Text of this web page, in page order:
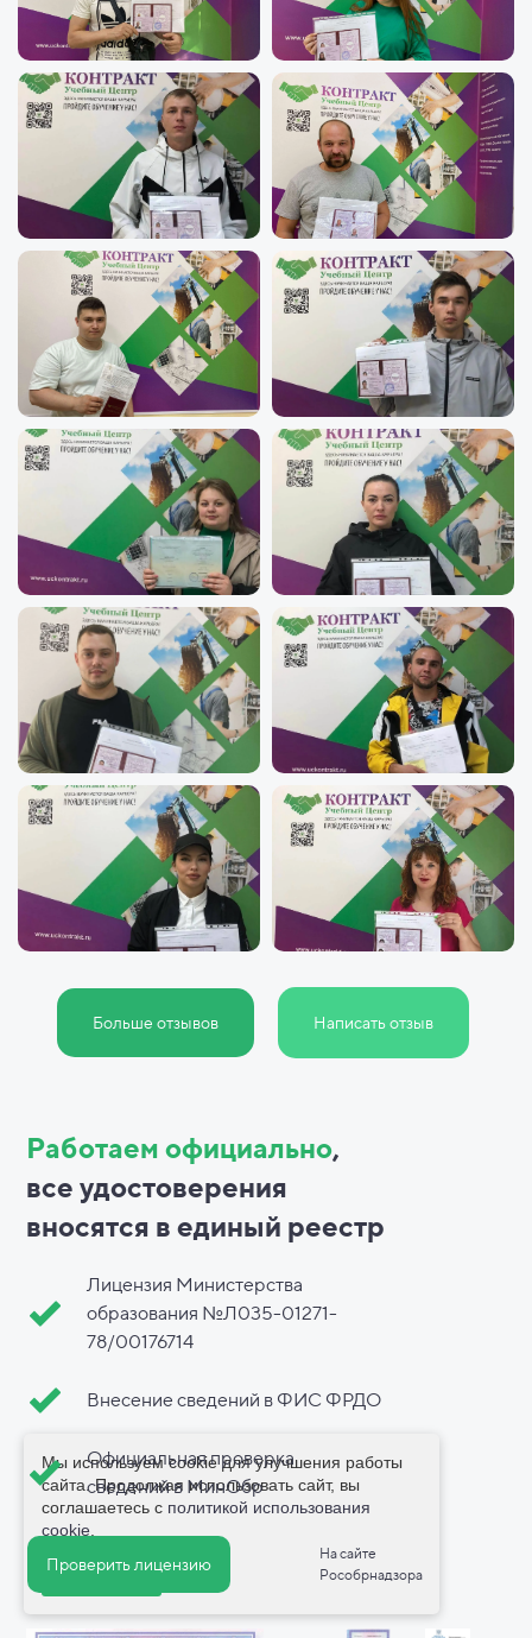
Больше отзывов Написать отзыв
Работаем официально,
все удостоверения
вносятся в единый реестр
Проверить лицензию
На сайте
Рособрнадзора
Лицензия Министерства
образования №Л035-01271-
78/00176714
Внесение сведений в ФИС ФРДО
Официальная проверка
сведений в МинОбр
Мы используем cookie для улучшения работы
сайта. Продолжая использовать сайт, вы
соглашаетесь с политикой использования
cookie
Принимаю